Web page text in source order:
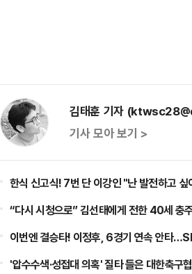
김태훈 기자
기사 모아 보기 >
한식 신고식! 7번 단 이강인 "난 발전하고
“다시 시청으로” 김선태에게 전한 40세
이번엔 결승타! 이정후, 6경기 연속 안타
'압수수색·성접대 의혹' 질타 들은 대한축